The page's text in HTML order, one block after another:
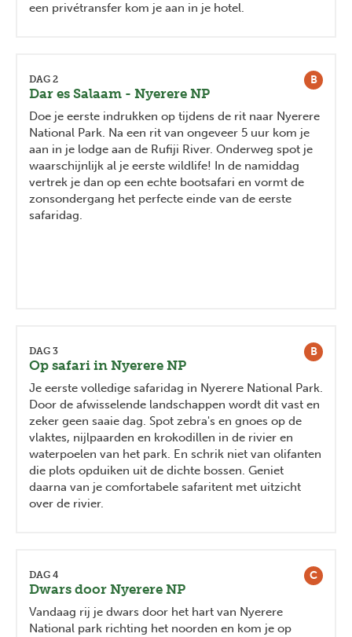
een privétransfer kom je aan in je hotel.
B
DAG 2
Dar es Salaam - Nyerere NP
Doe je eerste indrukken op tijdens de rit naar Nyerere
National Park. Na een rit van ongeveer 5 uur kom je
aan in je lodge aan de Rufiji River. Onderweg spot je
waarschijnlijk al je eerste wildlife! In de namiddag
vertrek je dan op een echte bootsafari en vormt de
zonsondergang het perfecte einde van de eerste
safaridag.
B
DAG 3
Op safari in Nyerere NP
Je eerste volledige safaridag in Nyerere National Park.
Door de afwisselende landschappen wordt dit vast en
zeker geen saaie dag. Spot zebra's en gnoes op de
vlaktes, nijlpaarden en krokodillen in de rivier en
waterpoelen van het park. En schrik niet van olifanten
die plots opduiken uit de dichte bossen. Geniet
daarna van je comfortabele safaritent met uitzicht
over de rivier.
C
DAG 4
Dwars door Nyerere NP
Vandaag rij je dwars door het hart van Nyerere
National park richting het noorden en kom je op